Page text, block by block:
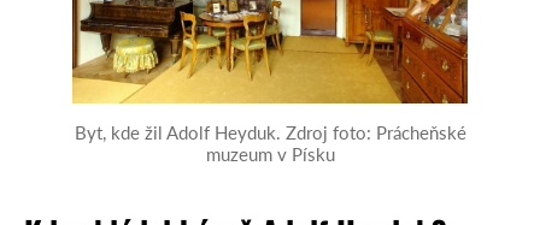
Byt, kde žil Adolf Heyduk. Zdroj foto: Prácheňské
muzeum v Písku